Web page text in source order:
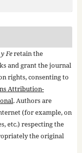
Feretain the
and grant the journal
rights, consenting to
Attribution-
. Authors are
(for example, on
etc.) respecting the
the original